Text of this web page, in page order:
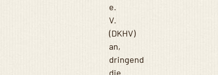
e.
V.
(DKHV)
an,
dringend
die